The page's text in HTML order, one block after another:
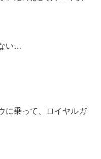
い…
に乗って、ロイヤルガ